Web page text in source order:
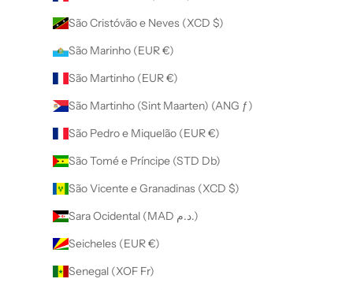
São Cristóvão e Neves (XCD $)
São Marinho (EUR €)
São Martinho (EUR €)
São Martinho (Sint Maarten) (ANG ƒ)
São Pedro e Miquelão (EUR €)
São Tomé e Príncipe (STD Db)
São Vicente e Granadinas (XCD $)
Sara Ocidental (MAD د.م.)
Seicheles (EUR €)
Senegal (XOF Fr)